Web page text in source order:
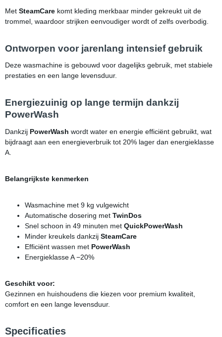
Met SteamCare komt kleding merkbaar minder gekreukt uit de
trommel, waardoor strijken eenvoudiger wordt of zelfs overbodig.
Ontworpen voor jarenlang intensief gebruik
Deze wasmachine is gebouwd voor dagelijks gebruik, met stabiele
prestaties en een lange levensduur.
Energiezuinig op lange termijn dankzij
PowerWash
Dankzij PowerWash wordt water en energie efficiënt gebruikt, wat
bijdraagt aan een energieverbruik tot 20% lager dan energieklasse
A.
Belangrijkste kenmerken
Wasmachine met 9 kg vulgewicht
Automatische dosering met TwinDos
Snel schoon in 49 minuten met QuickPowerWash
Minder kreukels dankzij SteamCare
Efficiënt wassen met PowerWash
Energieklasse A −20%
Geschikt voor:
Gezinnen en huishoudens die kiezen voor premium kwaliteit,
comfort en een lange levensduur.
Specificaties